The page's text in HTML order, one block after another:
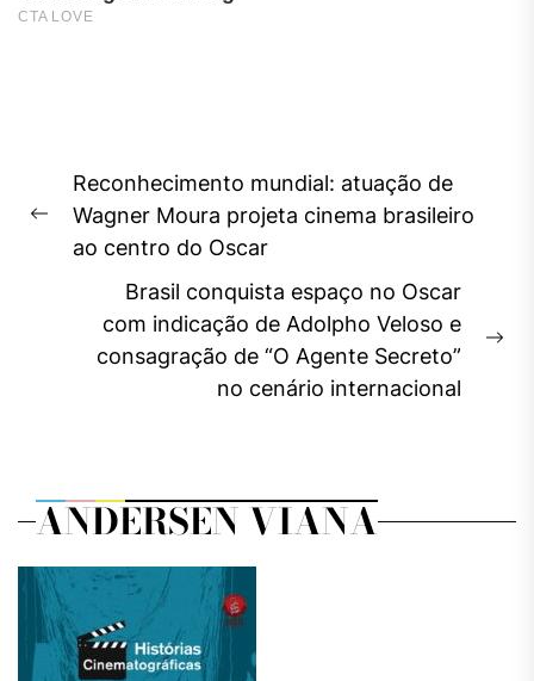
Navegação
de
Post
Previous
post:
Reconhecimento mundial: atuação de
Wagner Moura projeta cinema brasileiro
ao centro do Oscar
Brasil conquista espaço no Oscar
com indicação de Adolpho Veloso e
consagração de “O Agente Secreto”
no cenário internacional
ANDERSEN VIANA